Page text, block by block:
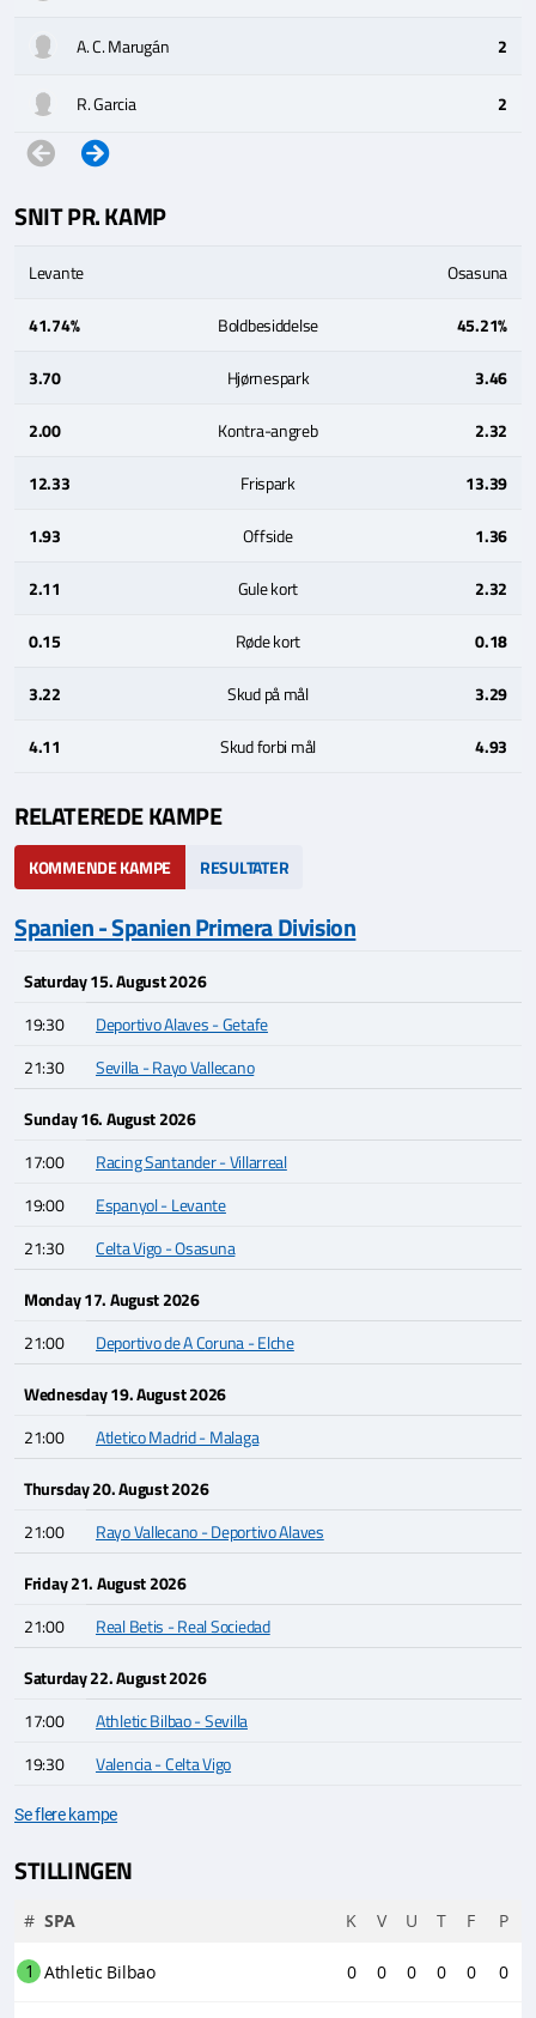
A. C. Marugán 2
R. Garcia 2
SNIT PR. KAMP
Levante Osasuna
41.74% Boldbesiddelse 45.21%
3.70 Hjørnespark 3.46
2.00 Kontra-angreb 2.32
12.33 Frispark 13.39
1.93 Offside 1.36
2.11 Gule kort 2.32
0.15 Røde kort 0.18
3.22 Skud på mål 3.29
4.11 Skud forbi mål 4.93
RELATEREDE KAMPE
KOMMENDE KAMPE RESULTATER
Spanien - Spanien Primera Division
Saturday 15. August 2026
19:30
Deportivo Alaves - Getafe
21:30
Sevilla - Rayo Vallecano
Sunday 16. August 2026
17:00
Racing Santander - Villarreal
19:00
Espanyol - Levante
21:30
Celta Vigo - Osasuna
Monday 17. August 2026
21:00
Deportivo de A Coruna - Elche
Wednesday 19. August 2026
21:00
Atletico Madrid - Malaga
Thursday 20. August 2026
21:00
Rayo Vallecano - Deportivo Alaves
Friday 21. August 2026
21:00
Real Betis - Real Sociedad
Saturday 22. August 2026
17:00
Athletic Bilbao - Sevilla
19:30
Valencia - Celta Vigo
Se flere kampe
STILLINGEN
# SPA K V U T F P
1 Athletic Bilbao 0 0 0 0 0 0